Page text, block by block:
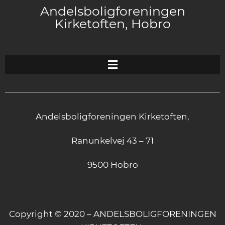
Andelsboligforeningen
Kirketoften, Hobro
Andelsboligforeningen Kirketoften,
Ranunkelvej 43 – 71
9500 Hobro
Copyright © 2020 – ANDELSBOLIGFORENINGEN